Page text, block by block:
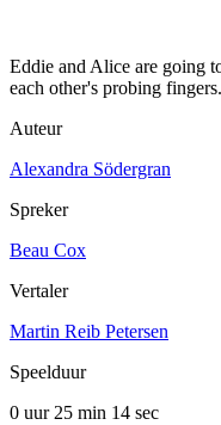
Eddie and Alice are going
each other's probing
Auteur
Alexandra Södergran
Spreker
Beau Cox
Vertaler
Martin Reib Petersen
Speelduur
0 uur 25 min 14 sec